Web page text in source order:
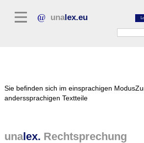
unalex.eu
Sie befinden sich im einsprachigen Modus
anderssprachigen Textteile
unalex. Rechtsprechung